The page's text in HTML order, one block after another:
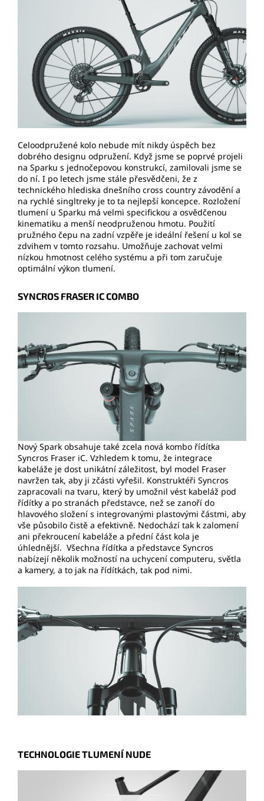
Celoodpružené kolo nebude mít nikdy úspěch bez
dobrého designu odpružení. Když jsme se poprvé projeli
na Sparku s jednočepovou konstrukcí, zamilovali jsme se
do ní. I po letech jsme stále přesvědčeni, že z
technického hlediska dnešního cross country závodění a
na rychlé singltreky je to ta nejlepší koncepce. Rozložení
tlumení u Sparku má velmi specifickou a osvědčenou
kinematiku a menší neodpruženou hmotu. Použití
pružného čepu na zadní vzpěře je ideální řešení u kol se
zdvihem v tomto rozsahu. Umožňuje zachovat velmi
nízkou hmotnost celého systému a při tom zaručuje
optimální výkon tlumení.
SYNCROS FRASER IC COMBO
Nový Spark obsahuje také zcela nová kombo řídítka
Syncros Fraser iC. Vzhledem k tomu, že integrace
kabeláže je dost unikátní záležitost, byl model Fraser
navržen tak, aby ji zčásti vyřešil. Konstruktéři Syncros
zapracovali na tvaru, který by umožnil vést kabeláž pod
řídítky a po stranách představce, než se zanoří do
hlavového složení s integrovanými plastovými částmi, aby
vše působilo čistě a efektivně. Nedochází tak k zalomení
ani překroucení kabeláže a přední část kola je
úhlednější. Všechna řídítka a představce Syncros
nabízejí několik možností na uchycení computeru, světla
a kamery, a to jak na řídítkách, tak pod nimi.
TECHNOLOGIE TLUMENÍ NUDE